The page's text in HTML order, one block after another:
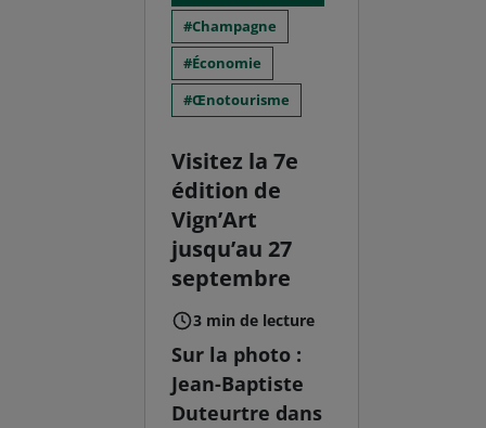
Champagne
Économie
Œnotourisme
Visitez la 7e
édition de
Vign’Art
jusqu’au 27
septembre
3 min de lecture
Sur la photo :
Jean-Baptiste
Duteurtre dans